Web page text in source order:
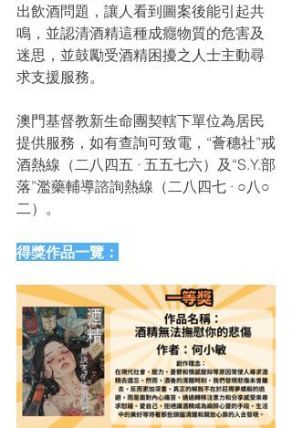
出飲酒問題，讓人看到圖案後能引起共
鳴，並認清酒精這種成癮物質的危害及
迷思，並鼓勵受酒精困擾之人士主動尋
求支援服務。
澳門基督教新生命團契轄下單位為居民
提供服務，如有查詢可致電，“薈穗社”戒
酒熱線（二八四五 · 五五七六）及“S.Y.部
落”濫藥輔導諮詢熱線（二八四七 · ○八○
二）。
得獎作品一覽：